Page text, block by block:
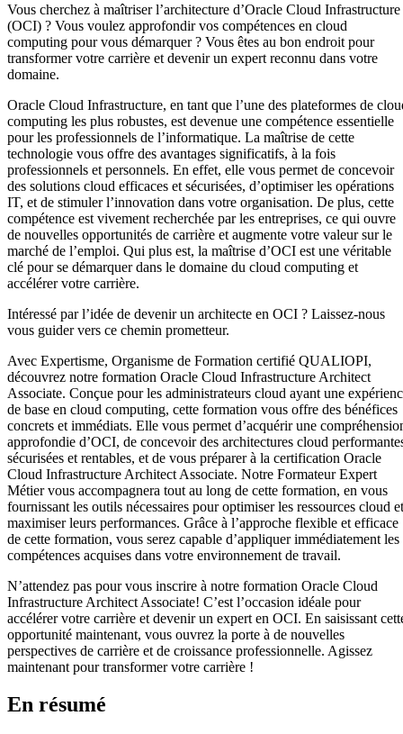
Vous cherchez à maîtriser l’architecture d’Oracle Cloud Infrastructure
(OCI) ? Vous voulez approfondir vos compétences en cloud
computing pour vous démarquer ? Vous êtes au bon endroit pour
transformer votre carrière et devenir un expert reconnu dans votre
domaine.
Oracle Cloud Infrastructure, en tant que l’une des plateformes de
computing les plus robustes, est devenue une compétence essentielle
pour les professionnels de l’informatique. La maîtrise de cette
technologie vous offre des avantages significatifs, à la fois
professionnels et personnels. En effet, elle vous permet de concevoir
des solutions cloud efficaces et sécurisées, d’optimiser les opérations
IT, et de stimuler l’innovation dans votre organisation. De plus, cette
compétence est vivement recherchée par les entreprises, ce qui ouvre
de nouvelles opportunités de carrière et augmente votre valeur sur le
marché de l’emploi. Qui plus est, la maîtrise d’OCI est une véritable
clé pour se démarquer dans le domaine du cloud computing et
accélérer votre carrière.
Intéressé par l’idée de devenir un architecte en OCI ? Laissez-nous
vous guider vers ce chemin prometteur.
Avec Expertisme, Organisme de Formation certifié QUALIOPI,
découvrez notre formation Oracle Cloud Infrastructure Architect
Associate. Conçue pour les administrateurs cloud ayant une
de base en cloud computing, cette formation vous offre des bénéfices
concrets et immédiats. Elle vous permet d’acquérir une
approfondie d’OCI, de concevoir des architectures cloud
sécurisées et rentables, et de vous préparer à la certification Oracle
Cloud Infrastructure Architect Associate. Notre Formateur Expert
Métier vous accompagnera tout au long de cette formation, en vous
fournissant les outils nécessaires pour optimiser les ressources cloud et
maximiser leurs performances. Grâce à l’approche flexible et efficace
de cette formation, vous serez capable d’appliquer immédiatement les
compétences acquises dans votre environnement de travail.
N’attendez pas pour vous inscrire à notre formation Oracle Cloud
Infrastructure Architect Associate! C’est l’occasion idéale pour
accélérer votre carrière et devenir un expert en OCI. En saisissant
opportunité maintenant, vous ouvrez la porte à de nouvelles
perspectives de carrière et de croissance professionnelle. Agissez
maintenant pour transformer votre carrière !
En résumé